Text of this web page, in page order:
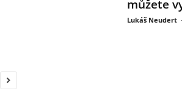
můžete
Lukáš Neudert -